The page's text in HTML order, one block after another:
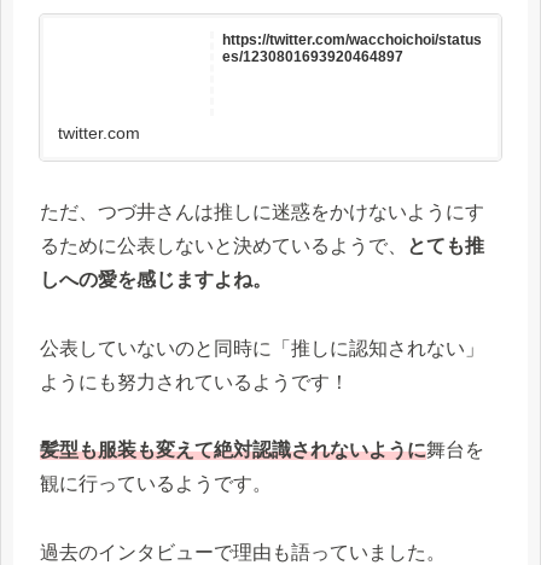
https://twitter.com/wacchoichoi/status
es/1230801693920464897
twitter.com
ただ、つづ井さんは推しに迷惑をかけないようにす
るために公表しないと決めているようで、
とても推
しへの愛を感じますよね。
公表していないのと同時に「推しに認知されない」
ようにも努力されているようです！
髪型も服装も変えて絶対認識されないように舞台を
観に行っているようです。
過去のインタビューで理由も語っていました。